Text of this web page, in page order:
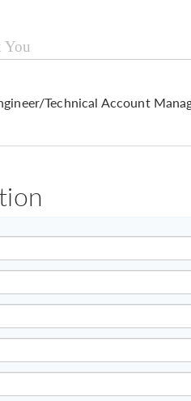
You
Technical Account